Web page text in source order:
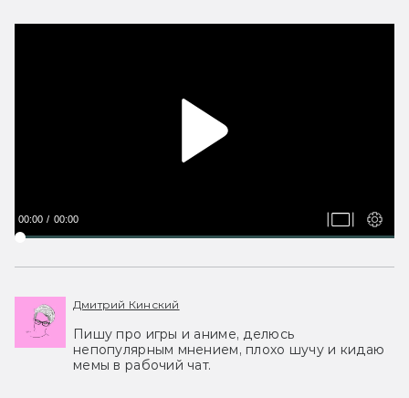
00:00 00:00
Дмитрий Кинский
Пишу про игры и аниме, делюсь
непопулярным мнением, плохо шучу и кидаю
мемы в рабочий чат.